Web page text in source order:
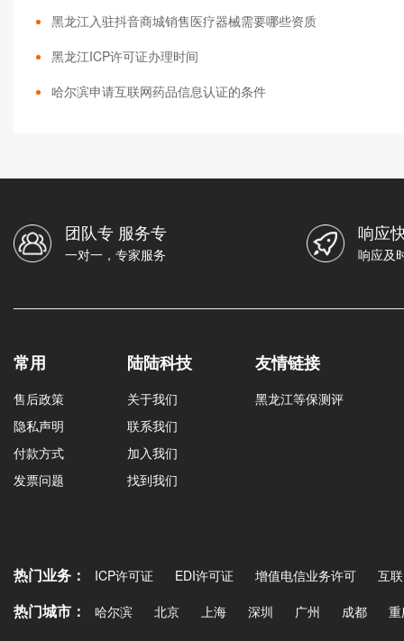
黑龙江入驻抖音商城销售医疗器械需要哪些资质
黑龙江ICP许可证办理时间
哈尔滨申请互联网药品信息认证的条件
团队专 服务专
一对一，专家服务
响应
响应及
常用
售后政策
隐私声明
付款方式
发票问题
陆陆科技
关于我们
联系我们
加入我们
找到我们
友情链接
黑龙江等保测评
热门业务： ICP许可证 EDI许可证 增值电信业务许可 互
热门城市： 哈尔滨 北京 上海 深圳 广州 成都